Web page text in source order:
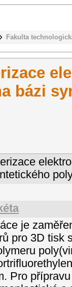
Fakulta
bázi
je
pro 3D tisk
Pro